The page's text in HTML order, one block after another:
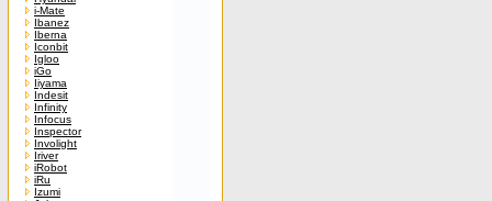
i-Mate
Ibanez
Iberna
Iconbit
Igloo
iGo
Iiyama
Indesit
Infinity
Infocus
Inspector
Involight
Iriver
iRobot
iRu
Izumi